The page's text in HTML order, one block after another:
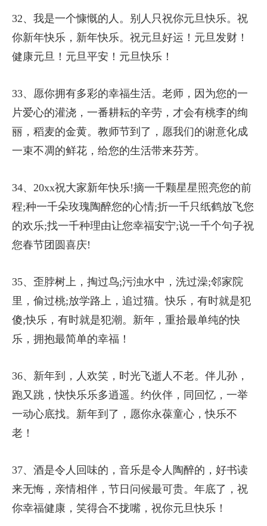
32、我是一个慷慨的人。别人只祝你元旦快乐。祝
你新年快乐，新年快乐。祝元旦好运！元旦发财！
健康元旦！元旦平安！元旦快乐！
33、愿你拥有多彩的幸福生活。老师，因为您的一
片爱心的灌浇，一番耕耘的辛劳，才会有桃李的绚
丽，稻麦的金黄。教师节到了，愿我们的谢意化成
一束不凋的鲜花，给您的生活带来芬芳。
34、20xx祝大家新年快乐!摘一千颗星星照亮您的前
程;种一千朵玫瑰陶醉您的心情;折一千只纸鹤放飞您
的欢乐;找一千种理由让您幸福安宁;说一千个句子祝
您春节团圆喜庆!
35、歪脖树上，掏过鸟;污浊水中，洗过澡;邻家院
里，偷过桃;放学路上，追过猫。快乐，有时就是犯
傻;快乐，有时就是犯潮。新年，重拾最单纯的快
乐，拥抱最简单的幸福！
36、新年到，人欢笑，时光飞逝人不老。伴儿孙，
跑又跳，快快乐乐多逍遥。约伙伴，同回忆，一举
一动心底找。新年到了，愿你永葆童心，快乐不
老！
37、酒是令人回味的，音乐是令人陶醉的，好书读
来无悔，亲情相伴，节日问候最可贵。年底了，祝
你幸福健康，笑得合不拢嘴，祝你元旦快乐！